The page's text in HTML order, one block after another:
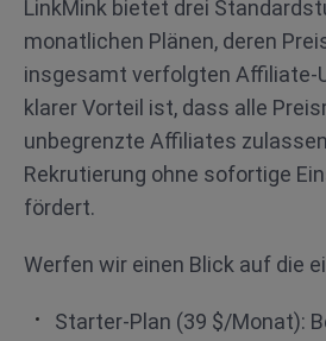
LinkMink bietet drei
monatlichen Plänen, deren
insgesamt verfolgten Affiliate-
klarer Vorteil ist, dass alle
unbegrenzte Affiliates
Rekrutierung ohne sofortige
fördert.
Werfen wir einen Blick auf die
Starter-Plan (39 $/Monat):